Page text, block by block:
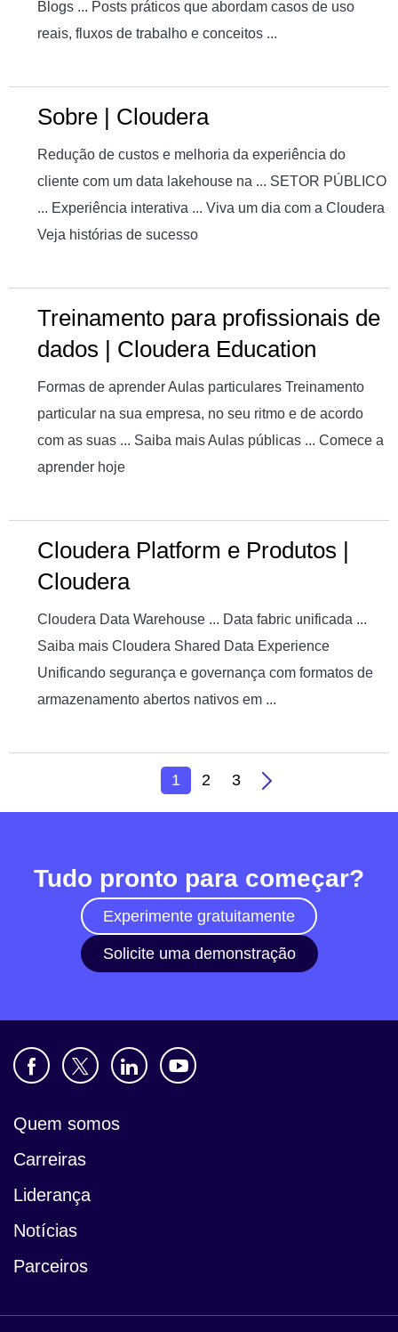
Blogs ... Posts práticos que abordam casos de uso
reais, fluxos de trabalho e conceitos ...
Sobre | Cloudera
Redução de custos e melhoria da experiência do
cliente com um data lakehouse na ... SETOR PÚBLICO
... Experiência interativa ... Viva um dia com a Cloudera
Veja histórias de sucesso
Treinamento para profissionais de
dados | Cloudera Education
Formas de aprender Aulas particulares Treinamento
particular na sua empresa, no seu ritmo e de acordo
com as suas ... Saiba mais Aulas públicas ... Comece a
aprender hoje
Cloudera Platform e Produtos |
Cloudera
Cloudera Data Warehouse ... Data fabric unificada ...
Saiba mais Cloudera Shared Data Experience
Unificando segurança e governança com formatos de
armazenamento abertos nativos em ...
1 2 3
Tudo pronto para começar?
Experimente gratuitamente
Solicite uma demonstração
Quem somos
Carreiras
Liderança
Notícias
Parceiros